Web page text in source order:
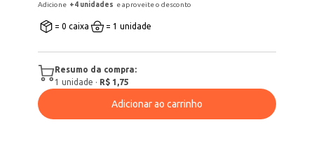
Adicione +4 unidades e aproveite o desconto
= 0 caixa = 1 unidade
Resumo da compra:
1 unidade · R$ 1,75
Adicionar ao carrinho